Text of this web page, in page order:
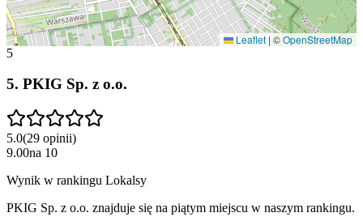
Leaflet | ©OpenStreetMap
5
5. PKIG Sp. z o.o.
5.0(29 opinii)
9.00na 10
Wynik w rankingu Lokalsy
PKIG Sp. z o.o. znajduje się na piątym miejscu w naszym rankingu.